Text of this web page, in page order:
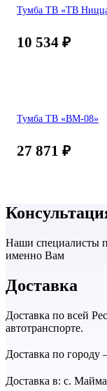
Тумба ТВ «ТВ
10 534 ₽
Тумба ТВ «ВМ-08»
27 871 ₽
Наши специалисты
именно Вам
Доставка
Доставка по всей
автотранспорте.
Доставка по
Доставка в: с.